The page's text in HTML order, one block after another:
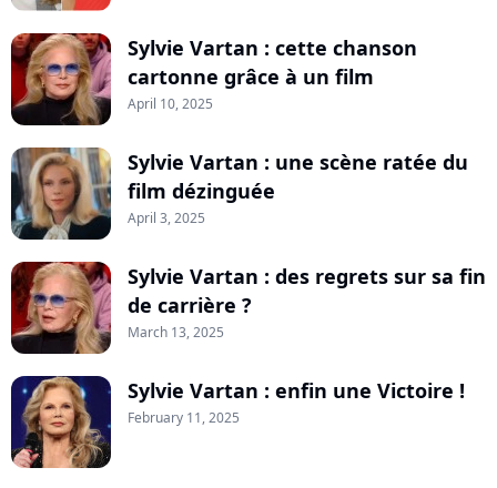
Sylvie Vartan : cette chanson
cartonne grâce à un film
April 10, 2025
Sylvie Vartan : une scène ratée du
film dézinguée
April 3, 2025
Sylvie Vartan : des regrets sur sa fin
de carrière ?
March 13, 2025
Sylvie Vartan : enfin une Victoire !
February 11, 2025